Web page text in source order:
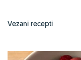
Vezani recepti